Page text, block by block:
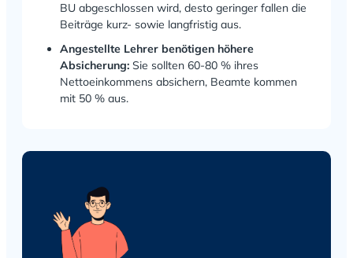
BU abgeschlossen wird, desto geringer fallen die
Beiträge kurz- sowie langfristig aus.
Angestellte Lehrer benötigen höhere
Absicherung: Sie sollten 60-80 % ihres
Nettoeinkommens absichern, Beamte kommen
mit 50 % aus.